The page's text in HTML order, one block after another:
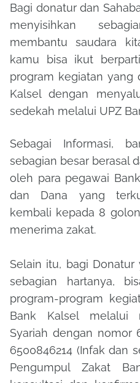
Bagi donatur dan
menyisihkan
membantu saudara
kamu bisa ikut
program kegiatan yang
Kalsel dengan
sedekah melalui UPZ
Sebagai Informasi,
sebagian besar berasal
oleh para pegawai
dan Dana yang
kembali kepada 8
menerima zakat.
Selain itu, bagi
sebagian hartanya,
program-program
Bank Kalsel melalui
Syariah dengan nomor
6500846214 (Infak dan
Pengumpul Zakat